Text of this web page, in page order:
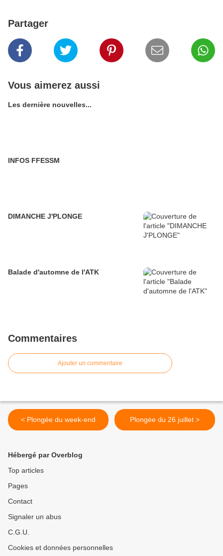
Partager
Vous aimerez aussi
Les dernière nouvelles...
INFOS FFESSM
DIMANCHE J'PLONGE
Balade d'automne de l'ATK
Commentaires
Ajouter un commentaire
< Plongée du week-end Plongée du 26 juillet >
Hébergé par Overblog
Top articles
Pages
Contact
Signaler un abus
C.G.U.
Cookies et données personnelles